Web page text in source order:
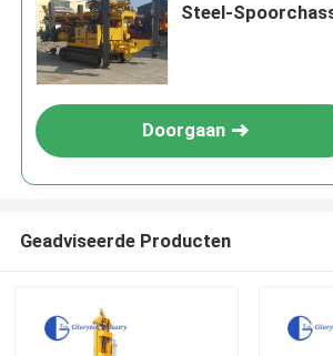
Steel-
Doorgaan
Geadviseerde Producten